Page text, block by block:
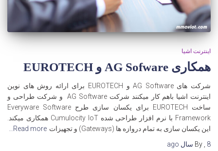
اینترنت اشیا
همکاری AG Sofware و EUROTECH
شرکت های AG Software و EUROTECH برای ارائه روش های نوین
اینترنت اشیا باهم کار میکنند شرکت AG Software و شرکت طراحی و
ساخت EUROTECH برای یکسان سازی طرح Everyware Software
Framework با نرم افزار طراحی شده Cumulocity IoT همکاری میکند.
این یکسان سازی به تمام دروازه ها (Gateways) و تجهیزات
Read more…
By
8 سال